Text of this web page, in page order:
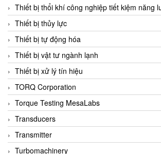
Codel
Cofimco
Coltraco
Comat Releco
Comax
COMETECH VietNam
COMFILE Technology
Conch
Conductix/ WAMPFLER
Contrec
Thiết bị thổi khí công nghiệp tiết kiệm năng
Thiết bị thủy lực
Thiết bị tự động hóa
Thiết bị vật tư ngành lạnh
Thiết bị xử lý tín hiệu
TORQ Corporation
Torque Testing MesaLabs
Transducers
Transmitter
Turbomachinery